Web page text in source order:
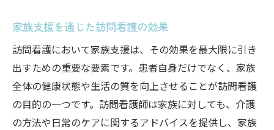
家族支援を通じた訪問看護の効果
訪問看護において家族支援は、その効果を最大限に引き
出すための重要な要素です。患者自身だけでなく、家族
全体の健康状態や生活の質を向上させることが訪問看護
の目的の一つです。訪問看護師は家族に対しても、介護
の方法や日常のケアに関するアドバイスを提供し、家族